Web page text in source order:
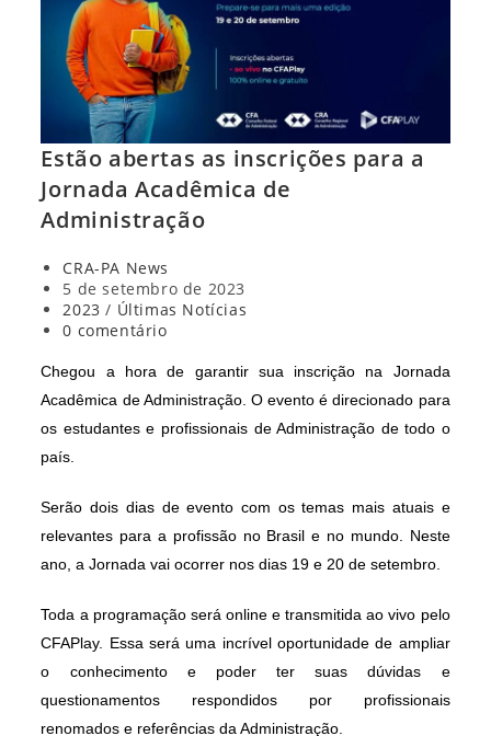
Estão abertas as inscrições para a
Jornada Acadêmica de
Administração
Autor
do
post:
CRA-PA News
Post
publicado:
5 de setembro de 2023
Categoria
do
2023 / Últimas Notícias
Comentários
post:
0 comentário
Chegou a hora de garantir sua inscrição na Jornada
Acadêmica de Administração. O evento é direcionado para
os estudantes e profissionais de Administração de todo o
país.
Serão dois dias de evento com os temas mais atuais e
relevantes para a profissão no Brasil e no mundo. Neste
ano, a Jornada vai ocorrer nos dias 19 e 20 de setembro.
Toda a programação será online e transmitida ao vivo pelo
CFAPlay. Essa será uma incrível oportunidade de ampliar
o conhecimento e poder ter suas dúvidas e
questionamentos respondidos por profissionais
renomados e referências da Administração.